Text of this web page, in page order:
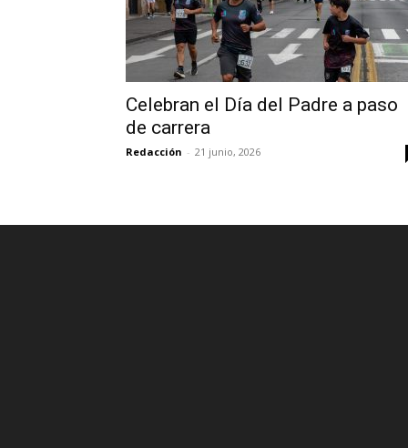
Celebran el Día del Padre a paso
de carrera
Redacción - 21 junio, 2026